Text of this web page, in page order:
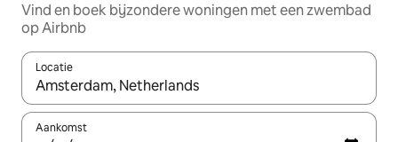
Vind en boek bijzondere woningen met een zwembad
op Airbnb
Locatie
Wanneer er resultaten beschikbaar zijn, maak je een keuze
Aankomst